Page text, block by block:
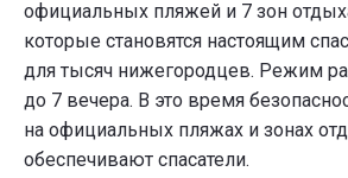
официальных пляжей и 7 зон
которые становятся настоящим
для тысяч нижегородцев. Режим
до 7 вечера. В это время
на официальных пляжах и зонах
обеспечивают спасатели.